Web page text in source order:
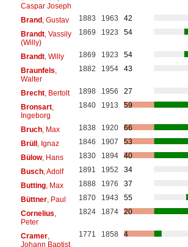
Caspar Joseph
Brand, Gustav 1883 1963
42
Brandt, Vassily
(Willy)
1869 1923 54
Brandt, Willy 1869 1923
54
Braunfels
Walter
1882 1954 43
Brecht, Bertolt 1898 1956
27
Bronsart,
Ingeborg
1840 1913 59
Bruch, Max 1838 1920
66
Brüll, Ignaz 1846 1907
53
Bülow, Hans 1830 1894
40
Busch, Adolf 1891 1952
34
Butting, Max 1888 1976
37
Büttner, Paul 1870 1943
55
Cornelius
Peter
1824 1874 20
Cramer,
Johann Baptist
1771 1858 4